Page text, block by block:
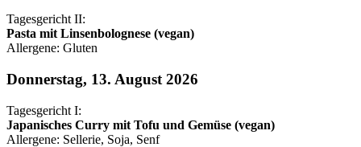
Tagesgericht II:
Pasta mit Linsenbolognese (vegan)
Allergene: Gluten
Donnerstag, 13. August 2026
Tagesgericht I:
Japanisches Curry mit Tofu und Gemüse (vegan)
Allergene: Sellerie, Soja, Senf